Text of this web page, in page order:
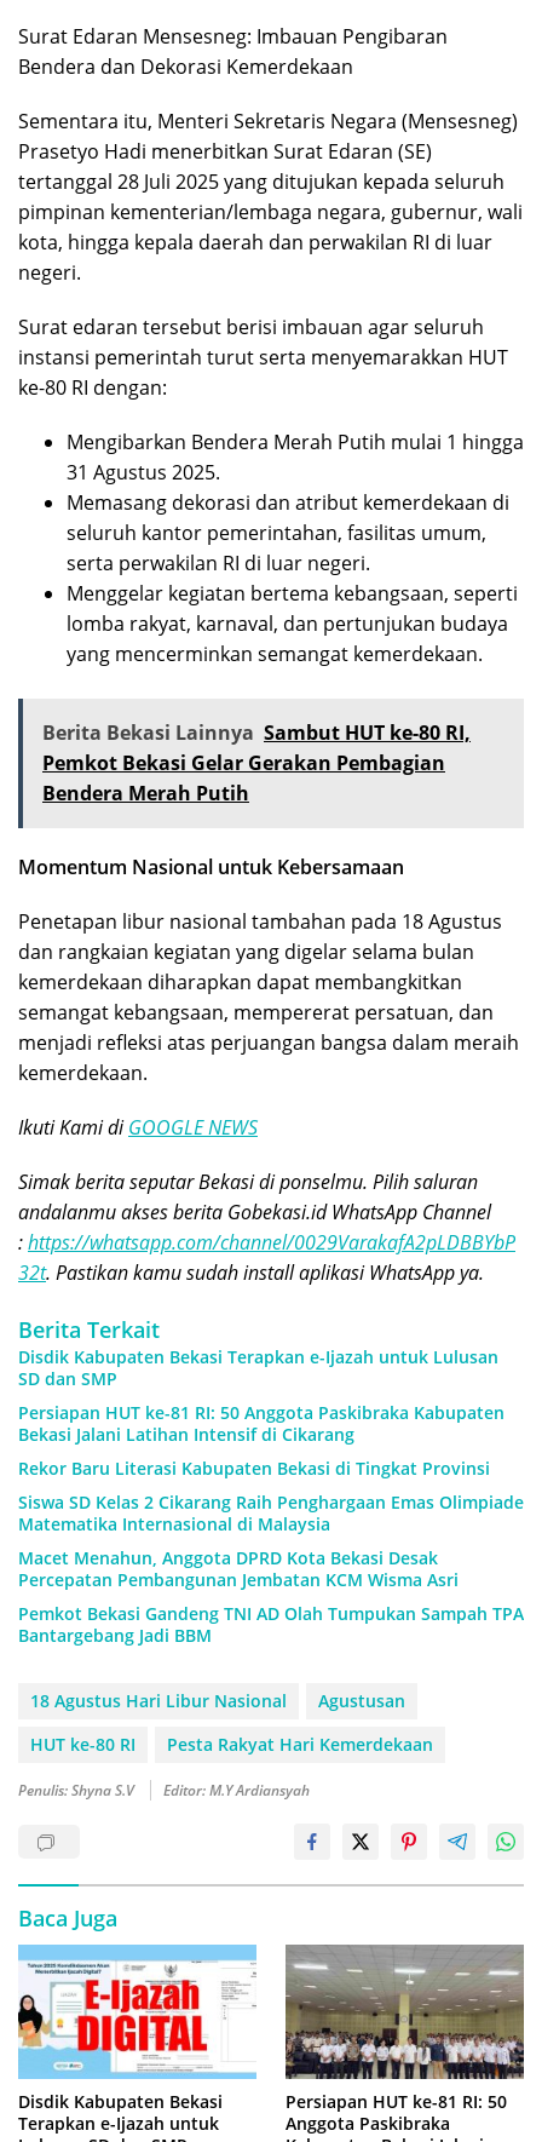
Surat Edaran Mensesneg: Imbauan Pengibaran
Bendera dan Dekorasi Kemerdekaan
Sementara itu, Menteri Sekretaris Negara (Mensesneg)
Prasetyo Hadi menerbitkan Surat Edaran (SE)
tertanggal 28 Juli 2025 yang ditujukan kepada seluruh
pimpinan kementerian/lembaga negara, gubernur, wali
kota, hingga kepala daerah dan perwakilan RI di luar
negeri.
Surat edaran tersebut berisi imbauan agar seluruh
instansi pemerintah turut serta menyemarakkan HUT
ke-80 RI dengan:
Mengibarkan Bendera Merah Putih mulai 1 hingga
31 Agustus 2025.
Memasang dekorasi dan atribut kemerdekaan di
seluruh kantor pemerintahan, fasilitas umum,
serta perwakilan RI di luar negeri.
Menggelar kegiatan bertema kebangsaan, seperti
lomba rakyat, karnaval, dan pertunjukan budaya
yang mencerminkan semangat kemerdekaan.
Berita Bekasi Lainnya Sambut HUT ke-80 RI,
Pemkot Bekasi Gelar Gerakan Pembagian
Bendera Merah Putih
Momentum Nasional untuk Kebersamaan
Penetapan libur nasional tambahan pada 18 Agustus
dan rangkaian kegiatan yang digelar selama bulan
kemerdekaan diharapkan dapat membangkitkan
semangat kebangsaan, mempererat persatuan, dan
menjadi refleksi atas perjuangan bangsa dalam meraih
kemerdekaan.
Ikuti Kami diGOOGLE NEWS
Simak berita seputar Bekasi di ponselmu. Pilih saluran
andalanmu akses berita Gobekasi.id WhatsApp Channel
:https://whatsapp.com/channel/0029VarakafA2pLDBBYbP
32t. Pastikan kamu sudah install aplikasi WhatsApp ya.
Berita Terkait
Disdik Kabupaten Bekasi Terapkan e-Ijazah untuk Lulusan
SD dan SMP
Persiapan HUT ke-81 RI: 50 Anggota Paskibraka Kabupaten
Bekasi Jalani Latihan Intensif di Cikarang
Rekor Baru Literasi Kabupaten Bekasi di Tingkat Provinsi
Siswa SD Kelas 2 Cikarang Raih Penghargaan Emas Olimpiade
Matematika Internasional di Malaysia
Macet Menahun, Anggota DPRD Kota Bekasi Desak
Percepatan Pembangunan Jembatan KCM Wisma Asri
Pemkot Bekasi Gandeng TNI AD Olah Tumpukan Sampah TPA
Bantargebang Jadi BBM
18 Agustus Hari Libur Nasional
Agustusan
HUT ke-80 RI
Pesta Rakyat Hari Kemerdekaan
Penulis: Shyna S.V Editor: M.Y Ardiansyah
Baca Juga
Disdik Kabupaten Bekasi
Terapkan e-Ijazah untuk
Persiapan HUT ke-81 RI: 50
Anggota Paskibraka